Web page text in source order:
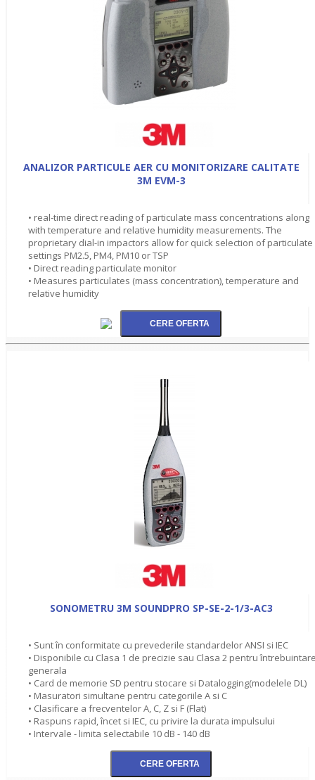
ANALIZOR PARTICULE AER CU MONITORIZARE CALITATE
3M EVM-3
• real-time direct reading of particulate mass concentrations along
with temperature and relative humidity measurements. The
proprietary dial-in impactors allow for quick selection of particulate
settings PM2.5, PM4, PM10 or TSP
• Direct reading particulate monitor
• Measures particulates (mass concentration), temperature and
relative humidity
SONOMETRU 3M SOUNDPRO SP-SE-2-1/3-AC3
• Sunt în conformitate cu prevederile standardelor ANSI si IEC
• Disponibile cu Clasa 1 de precizie sau Clasa 2 pentru
generala
• Card de memorie SD pentru stocare si Datalogging(modelele DL)
• Masuratori simultane pentru categoriile A si C
• Clasificare a frecventelor A, C, Z si F (Flat)
• Raspuns rapid, încet si IEC, cu privire la durata impulsului
• Intervale - limita selectabile 10 dB - 140 dB